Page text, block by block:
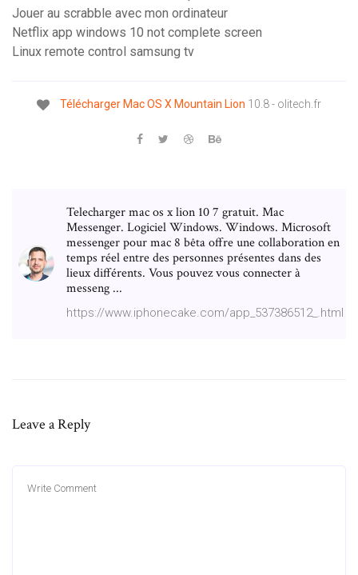
Jouer au scrabble avec mon ordinateur
Netflix app windows 10 not complete screen
Linux remote control samsung tv
Télécharger MacOS X Mountain Lion 10.8 - olitech.fr
Telecharger mac os x lion 10 7 gratuit. Mac
Messenger. Logiciel Windows. Windows. Microsoft
messenger pour mac 8 bêta offre une collaboration en
temps réel entre des personnes présentes dans des
lieux différents. Vous pouvez vous connecter à
messeng ...
https://www.iphonecake.com/app_537386512_.html
Leave a Reply